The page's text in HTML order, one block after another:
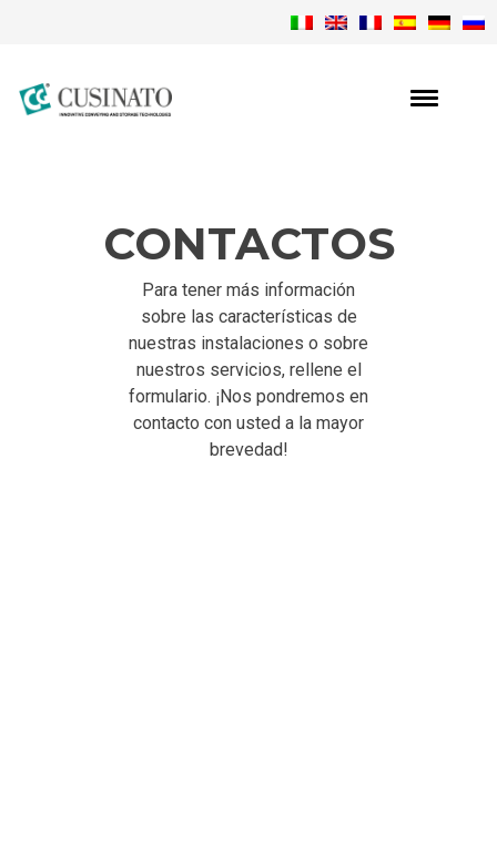
CONTACTOS
Para tener más información
sobre las características de
nuestras instalaciones o sobre
nuestros servicios, rellene el
formulario. ¡Nos pondremos en
contacto con usted a la mayor
brevedad!